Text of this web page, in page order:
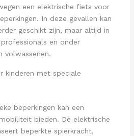
een elektrische fiets voor
In deze gevallen kan
geschikt zijn, maar altijd in
en onder
volwassenen.
kinderen met speciale
beperkingen kan een
bieden. De elektrische
beperkte spierkracht,